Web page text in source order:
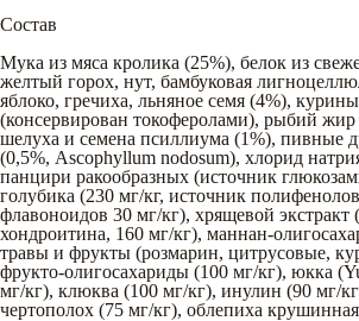
Состав
Мука из мяса кролика (25%), белок из
желтый горох, нут, бамбуковая
яблоко, гречиха, льняное семя (4%),
(консервирован токоферолами), рыбий жир
шелуха и семена псиллиума (1%), пивные
(0,5%, Ascophyllum nodosum), хлорид
панцири ракообразных (источник
голубика (230 мг/кг, источник
флавоноидов 30 мг/кг), хрящевой экстракт
хондроитина, 160 мг/кг), маннан-
травы и фрукты (розмарин, цитрусовые,
фрукто-олигосахариды (100 мг/кг), юкка
мг/кг), клюква (100 мг/кг), инулин (90 мг/
чертополох (75 мг/кг), облепиха